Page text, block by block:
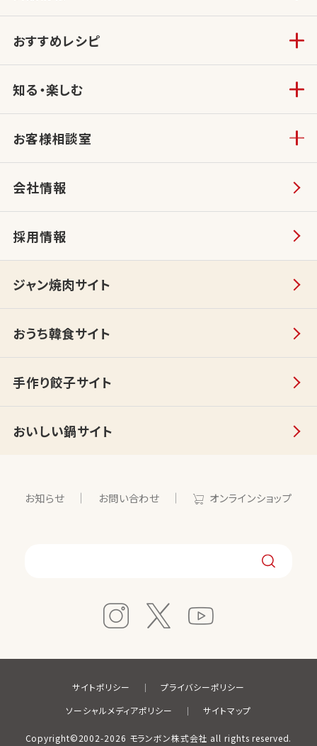
おすすめレシピ
知る・楽しむ
お客様相談室
会社情報
採用情報
ジャン焼肉サイト
おうち韓食サイト
手作り餃子サイト
おいしい鍋サイト
お知らせ お問い合わせ オンラインショップ
Copyright©2002-2026 モランボン株式会社 all rights reserved.
サイトポリシー
プライバシーポリシー
ソーシャルメディアポリシー
サイトマップ